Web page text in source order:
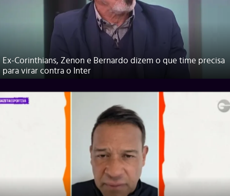
Ex-Corinthians, Zenon e Bernardo dizem o que time precisa
para virar contra o Inter